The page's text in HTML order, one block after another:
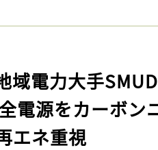
域電力大手
電源をカーボン
エネ重視